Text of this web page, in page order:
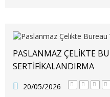
PASLANMAZ ÇELIKTE
SERTIFIKALANDIRMA
20/05/2026